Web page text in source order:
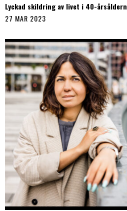
Lyckad skildring av livet i 40-årsåldern
27 MAR 2023